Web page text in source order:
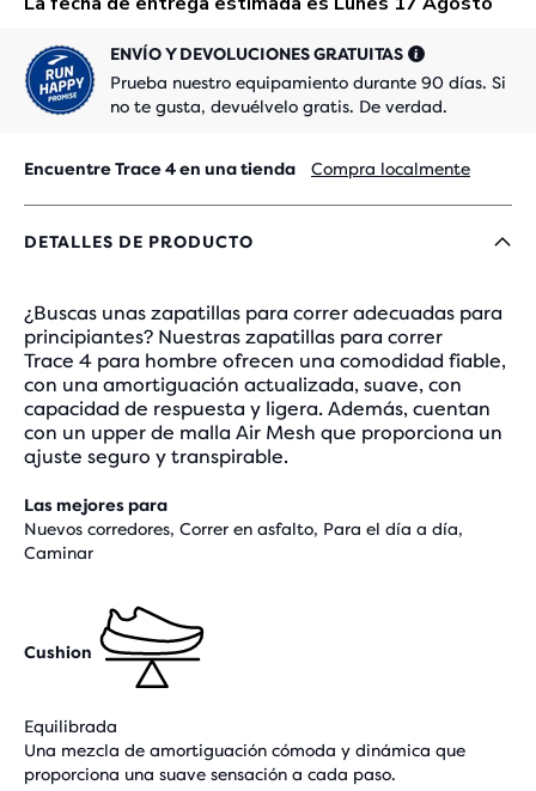
ENVÍO Y DEVOLUCIONES GRATUITAS
Prueba nuestro equipamiento durante 90 días. Si
no te gusta, devuélvelo gratis. De verdad.
Encuentre Trace 4 en una tienda Compra localmente
DETALLES DE PRODUCTO
¿Buscas unas zapatillas para correr adecuadas para
principiantes? Nuestras zapatillas para correr
Trace 4 para hombre ofrecen una comodidad fiable,
con una amortiguación actualizada, suave, con
capacidad de respuesta y ligera. Además, cuentan
con un upper de malla Air Mesh que proporciona un
ajuste seguro y transpirable.
Las mejores para
Nuevos corredores, Correr en asfalto, Para el día a día,
Caminar
Cushion
Equilibrada
Una mezcla de amortiguación cómoda y dinámica que
proporciona una suave sensación a cada paso.